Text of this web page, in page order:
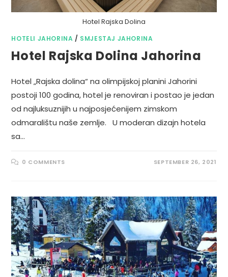
Hotel Rajska Dolina
HOTELI JAHORINA / SMJESTAJ JAHORINA
Hotel Rajska Dolina Jahorina
Hotel „Rajska dolina“ na olimpijskoj planini Jahorini
postoji 100 godina, hotel je renoviran i postao je jedan
od najluksuznijih u najposjećenijem zimskom
odmaralištu naše zemlje. U moderan dizajn hotela
sa…
0 COMMENTS SEPTEMBER 26, 2021